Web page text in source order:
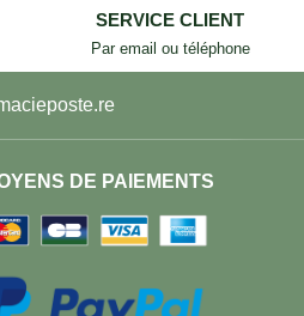
SERVICE CLIENT
Par email ou téléphone
DE PAIEMENTS